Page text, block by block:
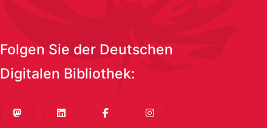
Break, Break on the Cold Gray Stones
CC0 Public Domain Dedication 1.0 -
Folgen Sie der Deutschen
Digitalen Bibliothek:
MastodonLinkedIn FacebookInstagram